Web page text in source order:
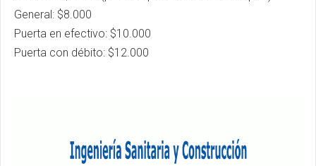
General: $8.000
Puerta en efectivo: $10.000
Puerta con débito: $12.000